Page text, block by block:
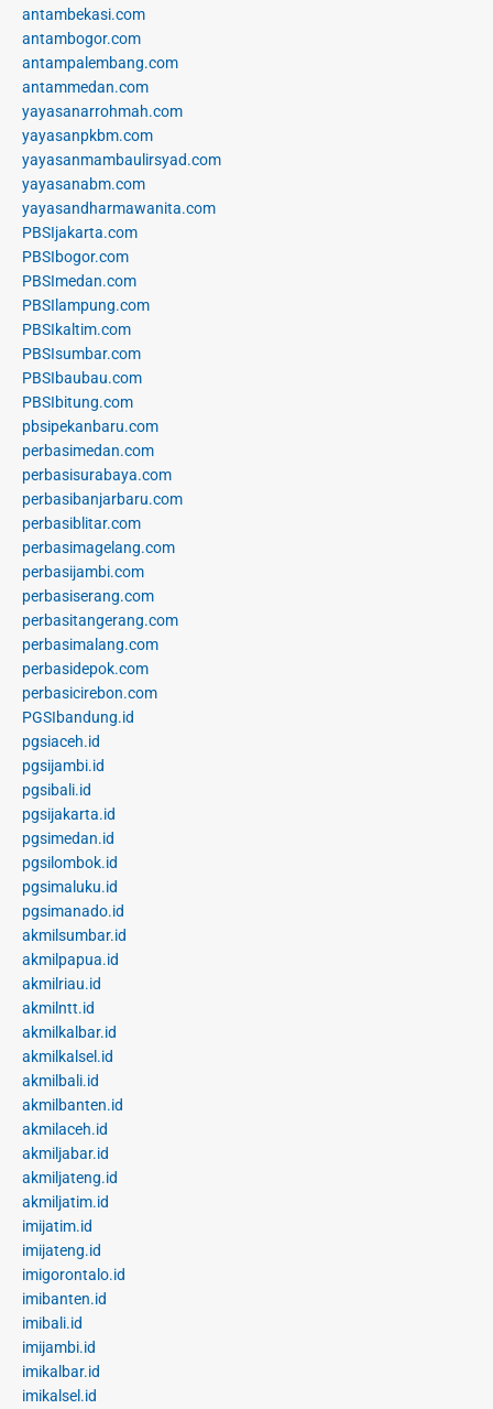
antambekasi.com
antambogor.com
antampalembang.com
antammedan.com
yayasanarrohmah.com
yayasanpkbm.com
yayasanmambaulirsyad.com
yayasanabm.com
yayasandharmawanita.com
PBSIjakarta.com
PBSIbogor.com
PBSImedan.com
PBSIlampung.com
PBSIkaltim.com
PBSIsumbar.com
PBSIbaubau.com
PBSIbitung.com
pbsipekanbaru.com
perbasimedan.com
perbasisurabaya.com
perbasibanjarbaru.com
perbasiblitar.com
perbasimagelang.com
perbasijambi.com
perbasiserang.com
perbasitangerang.com
perbasimalang.com
perbasidepok.com
perbasicirebon.com
PGSIbandung.id
pgsiaceh.id
pgsijambi.id
pgsibali.id
pgsijakarta.id
pgsimedan.id
pgsilombok.id
pgsimaluku.id
pgsimanado.id
akmilsumbar.id
akmilpapua.id
akmilriau.id
akmilntt.id
akmilkalbar.id
akmilkalsel.id
akmilbali.id
akmilbanten.id
akmilaceh.id
akmiljabar.id
akmiljateng.id
akmiljatim.id
imijatim.id
imijateng.id
imigorontalo.id
imibanten.id
imibali.id
imijambi.id
imikalbar.id
imikalsel.id